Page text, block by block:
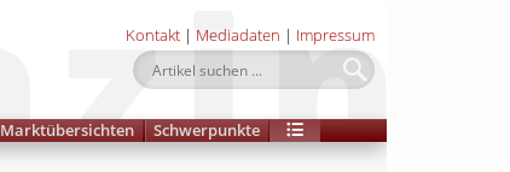
Kontakt | Mediadaten | Impressum
Marktübersichten Schwerpunkte